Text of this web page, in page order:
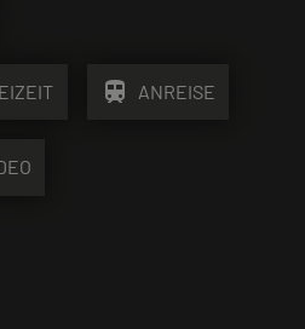
train ANREISE